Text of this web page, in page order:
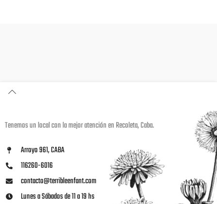
Tenemos un local con la mejor atención en Recoleta, Caba.
Arroyo 961, CABA
116260-6016
contacto@terribleenfant.com
Lunes a Sábados de 11 a 19 hs